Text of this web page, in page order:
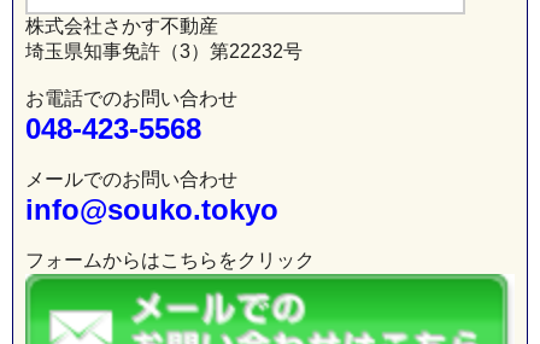
株式会社さかす不動産
埼玉県知事免許（3）第22232号
お電話でのお問い合わせ
048-423-5568
メールでのお問い合わせ
info@souko.tokyo
フォームからはこちらをクリック